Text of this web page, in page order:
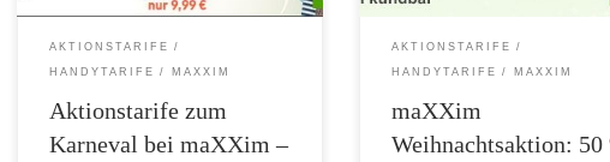
beiden enthalten nicht nur eine Allnet-
AKTIONSTARIFE
HANDYTARIFE MAXXIM
Aktionstarife zum
Karneval bei maXXim –
– und das über die gesamte
AKTIONSTARIFE
HANDYTARIFE MAXXIM
maXXim
Weihnachtsaktion: 50